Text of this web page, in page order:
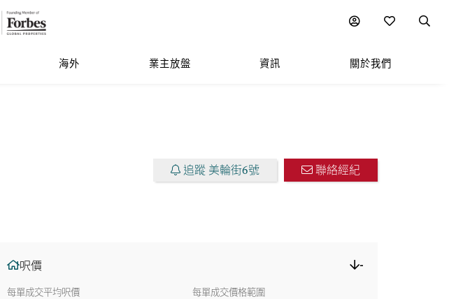
海外 業主放盤 資訊 關於我們
附近熱門項目
追蹤 美輪街6號 聯絡經紀
呎價 -
每單成交平均呎價 每單成交價格範圍